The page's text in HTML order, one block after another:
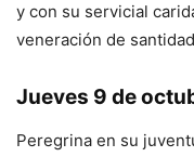
y con su servicial
veneración de
Jueves 9 de
Peregrina en su